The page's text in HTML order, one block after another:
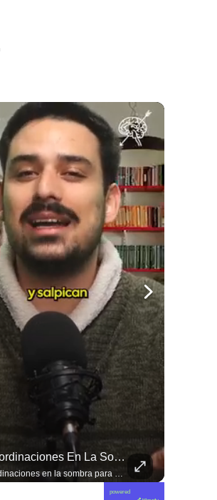
🚨 ¿Coordinaciones En La Sombra Para Blindar Una Candidatura Presidencial?
🚨 ¿Coordinaciones en la sombra para blindar una candidatura presidencial? Nuevos chats salpican a Andrés Chadwick. 🇨🇱⚖️ Mensajes incautados por la Fiscalía revelan que el exministro operó junto a Luis Hermosilla para preparar a testigos clave en la causa por coimas de LAN en 2009. Las conversaciones desmienten la versión de Chadwick sobre haberse enterado del caso por la prensa, exponiendo una estrategia judicial y comunicacional para evitar que el escándalo de información privilegiada y pagos indebidos afectara la carrera de Sebastián Piñera a La Moneda. 📲💣 🎥 Revisa el desglose completo de los chats y los detalles del reportaje en elciudadano.com 🔗 (Link en la biografía). ¿Qué impacto crees que tienen estas revelaciones en la trastienda del poder político? Te leemos en los comentarios. 💬👇🏼
powered